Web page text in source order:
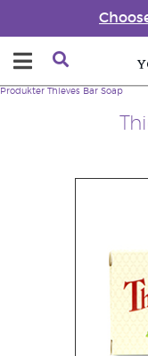
Produkter Thieves Bar Soap